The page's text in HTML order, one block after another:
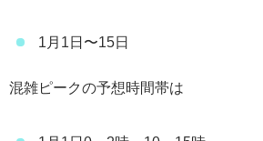
1月1日〜15日
混雑ピークの予想時間帯は